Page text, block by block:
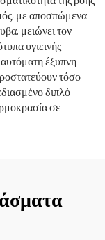
με αποσπώμενα
μειώνει τον
υγιεινής
έξυπνη
τόσο
διπλό
σε